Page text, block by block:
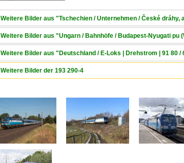
Weitere Bilder aus "Tschechien / Unternehmen / České dráhy,
Weitere Bilder aus "Ungarn / Bahnhöfe / Budapest-Nyugati pu
Weitere Bilder aus "Deutschland / E-Loks | Drehstrom | 91
Weitere Bilder der 193 290-4